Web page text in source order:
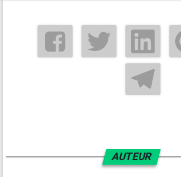
AUTEUR